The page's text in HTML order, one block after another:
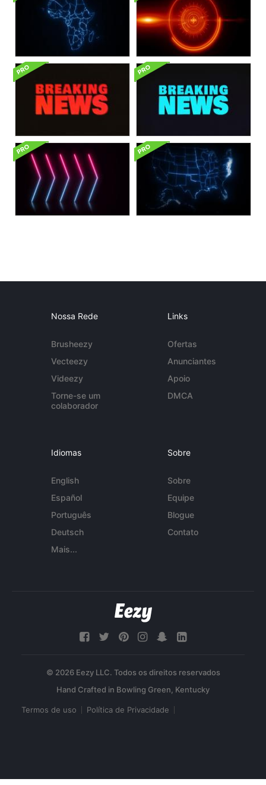
Nossa Rede
Brusheezy
Vecteezy
Videezy
Torne-se um
colaborador
Links
Ofertas
Anunciantes
Apoio
DMCA
Idiomas
English
Español
Português
Deutsch
Mais...
Sobre
Sobre
Equipe
Blogue
Contato
© 2026 Eezy LLC. Todos os direitos reservados
Termos de uso Política de Privacidade